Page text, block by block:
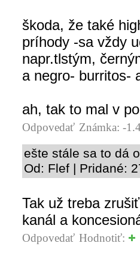
škoda, že také
príhody -sa vždy
napr.tlstým,
a negro- burritos-
ah, tak to mal v
Odpovedať Známka: -
ešte stále sa to dá
Od: Flef | Pridané:
Tak už treba
kanál a
Odpovedať Hodnotiť: